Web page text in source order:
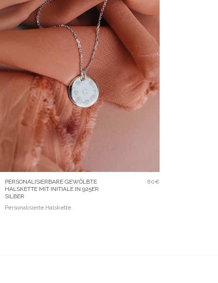
PERSONALISIERBARE GEWÖLBTE
HALSKETTE MIT INITIALE IN 925ER
SILBER
Personalisierte Halskette
80€